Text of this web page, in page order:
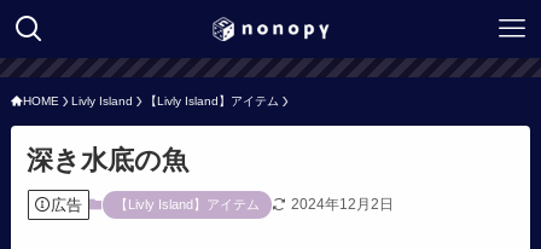
HOME Livly Island 【Livly Island】アイテム
深き水底の魚
広告 【Livly Island】アイテム 2024年12月2日